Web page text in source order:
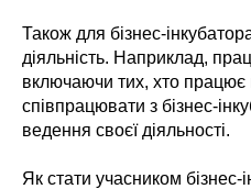
Також для бізнес-
діяльність. Наприклад,
включаючи тих, хто
співпрацювати з бізнес-
ведення своєї діяльності.
Як стати учасником бізнес-